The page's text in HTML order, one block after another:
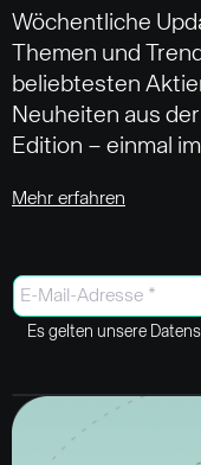
Wöchentliche
Themen und
beliebtesten
Neuheiten aus
Edition – einmal
Mehr erfahren
Es gelten unsere